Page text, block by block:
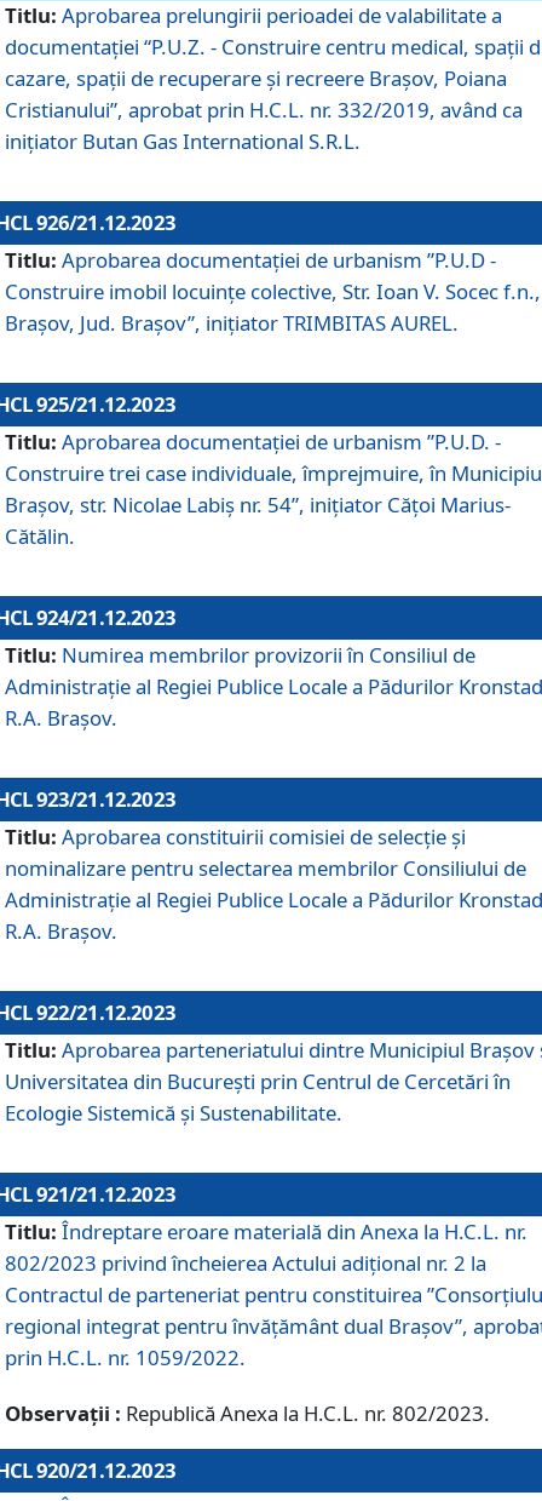
Titlu: Aprobarea prelungirii perioadei de valabilitate a
documentaţiei “P.U.Z. - Construire centru medical, spații
cazare, spații de recuperare și recreere Brașov, Poiana
Cristianului”, aprobat prin H.C.L. nr. 332/2019, având ca
inițiator Butan Gas International S.R.L.
926/21.12.2023
Titlu: Aprobarea documentaţiei de urbanism ”P.U.D -
Construire imobil locuințe colective, Str. Ioan V. Socec f.n.,
Brașov, Jud. Brașov”, inițiator TRIMBITAS AUREL.
925/21.12.2023
Titlu: Aprobarea documentaţiei de urbanism ”P.U.D. -
Construire trei case individuale, împrejmuire, în
Brașov, str. Nicolae Labiș nr. 54”, inițiator Cățoi Marius-
Cătălin.
924/21.12.2023
Titlu: Numirea membrilor provizorii în Consiliul de
Administraţie al Regiei Publice Locale a Pădurilor
R.A. Brașov.
923/21.12.2023
Titlu: Aprobarea constituirii comisiei de selecție și
nominalizare pentru selectarea membrilor Consiliului de
Administrație al Regiei Publice Locale a Pădurilor
R.A. Brașov.
922/21.12.2023
Titlu: Aprobarea parteneriatului dintre Municipiul Brașov
Universitatea din București prin Centrul de Cercetări în
Ecologie Sistemică și Sustenabilitate.
921/21.12.2023
Titlu: Îndreptare eroare materială din Anexa la H.C.L. nr.
802/2023 privind încheierea Actului adițional nr. 2 la
Contractul de parteneriat pentru constituirea
regional integrat pentru învățământ dual Brașov”,
prin H.C.L. nr. 1059/2022.
Observații : Republică Anexa la H.C.L. nr. 802/2023.
920/21.12.2023